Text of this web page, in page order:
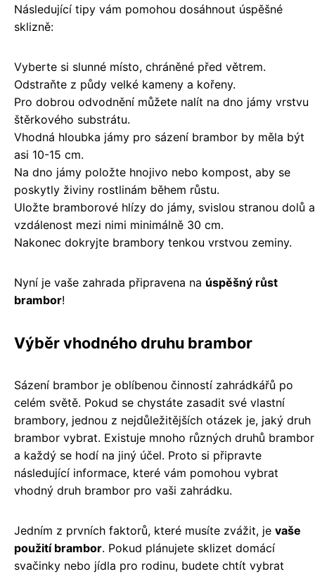
Následující tipy vám pomohou dosáhnout úspěšné
sklizně:
Vyberte si slunné místo, chráněné před větrem.
Odstraňte z půdy velké kameny a kořeny.
Pro dobrou odvodnění můžete nalít na dno jámy vrstvu
štěrkového substrátu.
Vhodná hloubka jámy pro sázení brambor by měla být
asi 10-15 cm.
Na dno jámy položte hnojivo nebo kompost, aby se
poskytly živiny rostlinám během růstu.
Uložte bramborové hlízy do jámy, svislou stranou dolů a
vzdálenost mezi nimi minimálně 30 cm.
Nakonec dokryjte brambory tenkou vrstvou zeminy.
Nyní je vaše zahrada připravena na úspěšný růst
brambor!
Výběr vhodného druhu brambor
Sázení brambor je oblíbenou činností zahrádkářů po
celém světě. Pokud se chystáte zasadit své vlastní
brambory, jednou z nejdůležitějších otázek je, jaký druh
brambor vybrat. Existuje mnoho různých druhů brambor
a každý se hodí na jiný účel. Proto si připravte
následující informace, které vám pomohou vybrat
vhodný druh brambor pro vaši zahrádku.
Jedním z prvních faktorů, které musíte zvážit, je vaše
použití brambor. Pokud plánujete sklizet domácí
svačinky nebo jídla pro rodinu, budete chtít vybrat